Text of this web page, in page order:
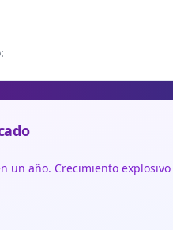
un año. Crecimiento